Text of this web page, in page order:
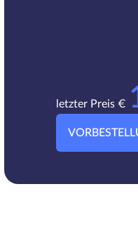
letzter Preis €